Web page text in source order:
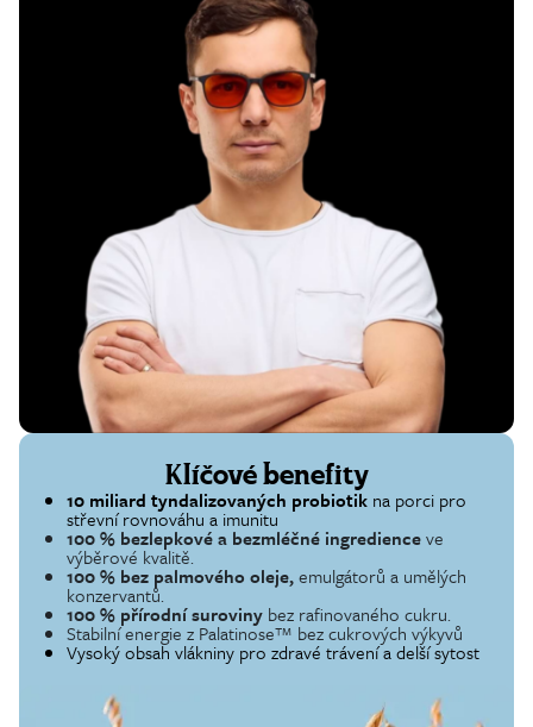
Klíčové benefity
10 miliard tyndalizovaných probiotik na porci pro
střevní rovnováhu a imunitu
100 % bezlepkové a bezmléčné ingredienceve
výběrové kvalitě.
100 % bez palmového oleje,emulgátorů a umělých
konzervantů.
100 % přírodní suroviny bez rafinovaného cukru.
Stabilní energie z Palatinose™ bez cukrových výkyvů
Vysoký obsah vlákniny pro zdravé trávení a delší sytost